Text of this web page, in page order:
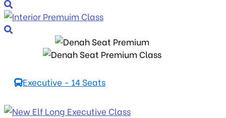
Executive - 14 Seats